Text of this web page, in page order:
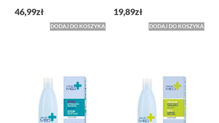
46,99zł
DODAJ DO KOSZYKA
19,89zł
DODAJ DO KOSZYKA